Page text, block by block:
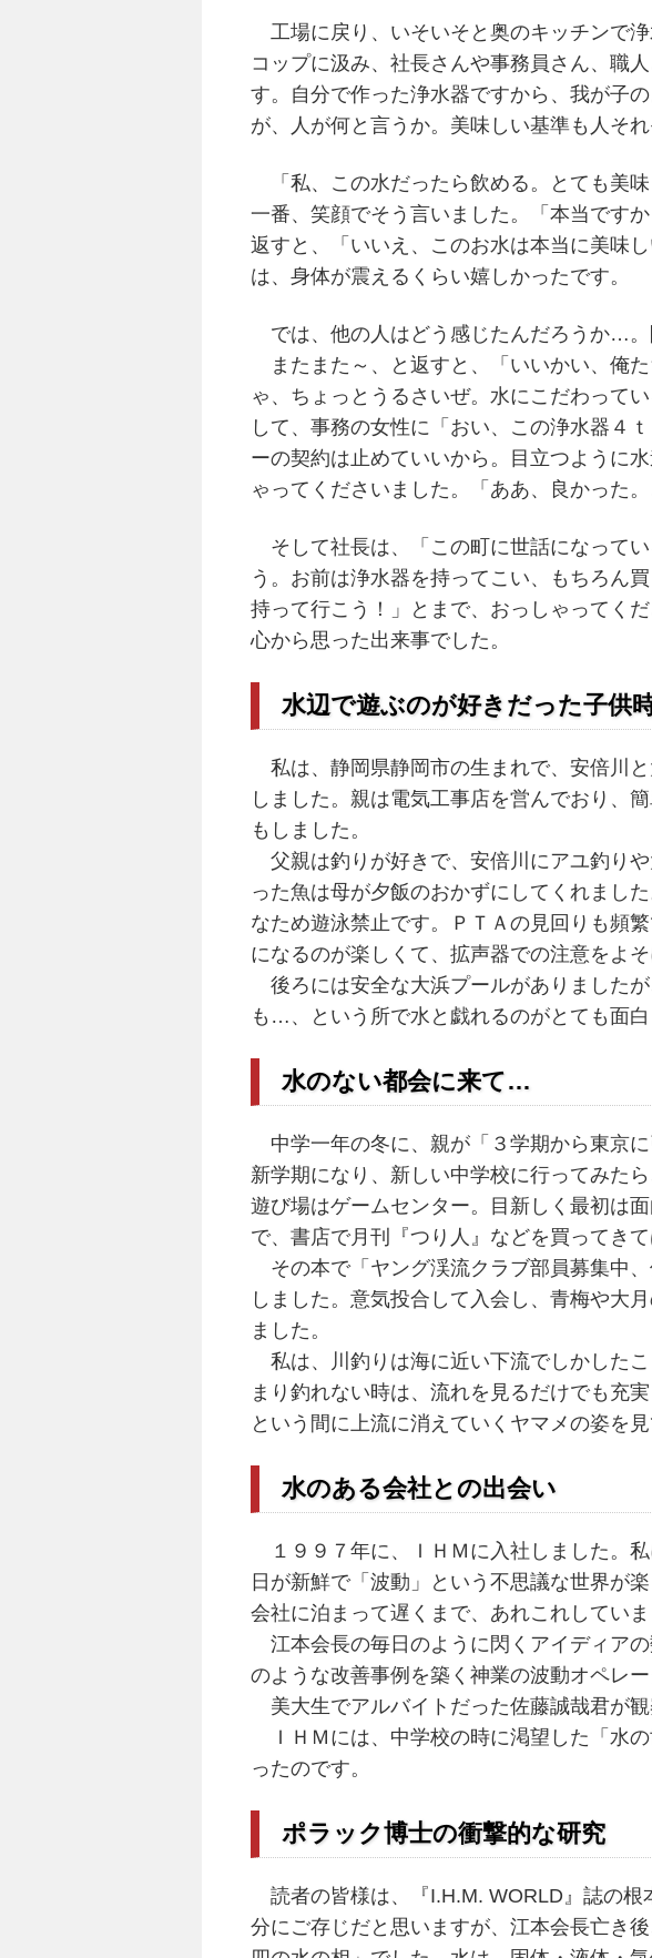
工場に戻り、いそいそと奥のキッチンで
コップに汲み、社長さんや事務員さん、職
す。自分で作った浄水器ですから、我が子
が、人が何と言うか。美味しい基準も人そ
「私、この水だったら飲める。とても美
一番、笑顔でそう言いました。「本当です
返すと、「いいえ、このお水は本当に美味
は、身体が震えるくらい嬉しかったです。
では、他の人はどう感じたんだろうか…。
またまた～、と返すと、「いいかい、俺
ゃ、ちょっとうるさいぜ。水にこだわって
して、事務の女性に「おい、この浄水器４
ーの契約は止めていいから。目立つように
ゃってくださいました。「ああ、良かった
そして社長は、「この町に世話になって
う。お前は浄水器を持ってこい、もちろん
持って行こう！」とまで、おっしゃってく
心から思った出来事でした。
水辺で遊ぶのが好きだった子供
私は、静岡県静岡市の生まれで、安倍川
しました。親は電気工事店を営んでおり、
もしました。
父親は釣りが好きで、安倍川にアユ釣り
った魚は母が夕飯のおかずにしてくれまし
なため遊泳禁止です。ＰＴＡの見回りも頻
になるのが楽しくて、拡声器での注意をよ
後ろには安全な大浜プールがありました
も…、という所で水と戯れるのがとても面
水のない都会に来て…
中学一年の冬に、親が「３学期から東京
新学期になり、新しい中学校に行ってみた
遊び場はゲームセンター。目新しく最初は
で、書店で月刊『つり人』などを買ってき
その本で「ヤング渓流クラブ部員募集中
しました。意気投合して入会し、青梅や大
ました。
私は、川釣りは海に近い下流でしかした
まり釣れない時は、流れを見るだけでも充
という間に上流に消えていくヤマメの姿を
水のある会社との出会い
１９９７年に、ＩＨＭに入社しました。
日が新鮮で「波動」という不思議な世界が
会社に泊まって遅くまで、あれこれしていま
江本会長の毎日のように閃くアイディア
のような改善事例を築く神業の波動オペレー
美大生でアルバイトだった佐藤誠哉君が
ＩＨＭには、中学校の時に渇望した「水
ったのです。
ポラック博士の衝撃的な研究
読者の皆様は、『I.H.M. WORLD』誌の根
分にご存じだと思いますが、江本会長亡き